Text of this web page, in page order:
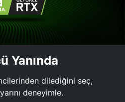
Yanında
dilediğini seç,
deneyimle.